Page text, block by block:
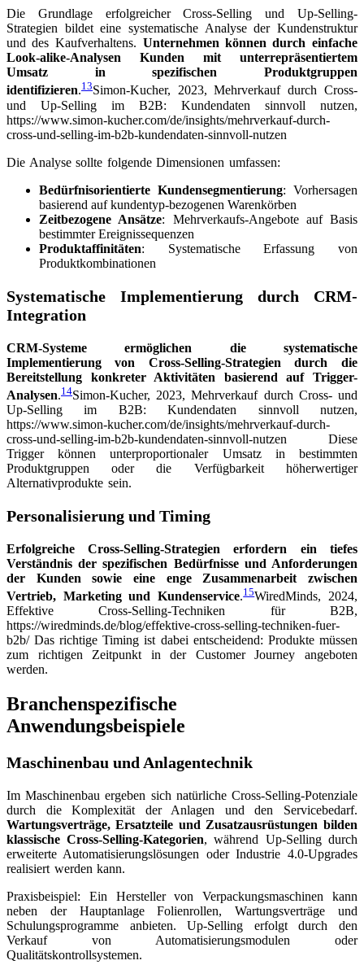
Die Grundlage erfolgreicher Cross-Selling und Up-Selling-
Strategien bildet eine systematische Analyse der Kundenstruktur
und des Kaufverhaltens. Unternehmen können durch einfache
Look-alike-Analysen Kunden mit unterrepräsentiertem
Umsatz in spezifischen Produktgruppen
identifizieren.13Simon-Kucher, 2023, Mehrverkauf durch Cross-
und Up-Selling im B2B: Kundendaten sinnvoll nutzen,
https://www.simon-kucher.com/de/insights/mehrverkauf-durch-
cross-und-selling-im-b2b-kundendaten-sinnvoll-nutzen
Die Analyse sollte folgende Dimensionen umfassen:
Bedürfnisorientierte Kundensegmentierung: Vorhersagen
basierend auf kundentyp-bezogenen Warenkörben
Zeitbezogene Ansätze: Mehrverkaufs-Angebote auf Basis
bestimmter Ereignissequenzen
Produktaffinitäten: Systematische Erfassung von
Produktkombinationen
Systematische Implementierung durch CRM-
Integration
CRM-Systeme ermöglichen die systematische
Implementierung von Cross-Selling-Strategien durch die
Bereitstellung konkreter Aktivitäten basierend auf Trigger-
Analysen.14Simon-Kucher, 2023, Mehrverkauf durch Cross- und
Up-Selling im B2B: Kundendaten sinnvoll nutzen,
https://www.simon-kucher.com/de/insights/mehrverkauf-durch-
cross-und-selling-im-b2b-kundendaten-sinnvoll-nutzen Diese
Trigger können unterproportionaler Umsatz in bestimmten
Produktgruppen oder die Verfügbarkeit höherwertiger
Alternativprodukte sein.
Personalisierung und Timing
Erfolgreiche Cross-Selling-Strategien erfordern ein tiefes
Verständnis der spezifischen Bedürfnisse und Anforderungen
der Kunden sowie eine enge Zusammenarbeit zwischen
Vertrieb, Marketing und Kundenservice.15WiredMinds, 2024,
Effektive Cross-Selling-Techniken für B2B,
https://wiredminds.de/blog/effektive-cross-selling-techniken-fuer-
b2b/Das richtige Timing ist dabei entscheidend: Produkte müssen
zum richtigen Zeitpunkt in der Customer Journey angeboten
werden.
Branchenspezifische
Anwendungsbeispiele
Maschinenbau und Anlagentechnik
Im Maschinenbau ergeben sich natürliche Cross-Selling-Potenziale
durch die Komplexität der Anlagen und den Servicebedarf.
Wartungsverträge, Ersatzteile und Zusatzausrüstungen bilden
klassische Cross-Selling-Kategorien, während Up-Selling durch
erweiterte Automatisierungslösungen oder Industrie 4.0-Upgrades
realisiert werden kann.
Praxisbeispiel: Ein Hersteller von Verpackungsmaschinen kann
neben der Hauptanlage Folienrollen, Wartungsverträge und
Schulungsprogramme anbieten. Up-Selling erfolgt durch den
Verkauf von Automatisierungsmodulen oder
Qualitätskontrollsystemen.